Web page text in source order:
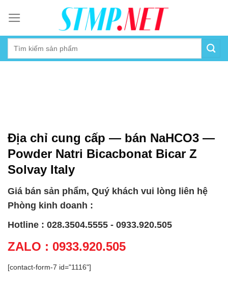
content
Địa chỉ cung cấp — bán NaHCO3 —
Powder Natri Bicacbonat Bicar Z
Solvay Italy
Giá bán sản phẩm, Quý khách vui lòng liên hệ
Phòng kinh doanh :
Hotline : 028.3504.5555 - 0933.920.505
ZALO : 0933.920.505
[contact-form-7 id="1116"]